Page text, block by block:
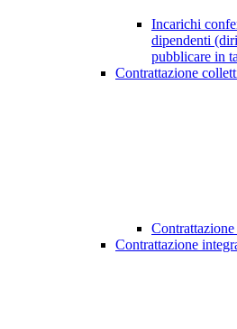
Incarichi
dipendenti
pubblicare in
Contrattazione
Contrattazione